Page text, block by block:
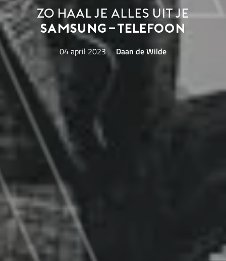
Zo haal je alles uit je
Samsung-telefoon
04 april 2023 Daan de Wilde